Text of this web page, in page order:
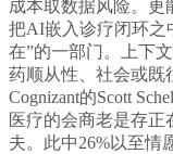
成本取数据风险。更
把AI嵌入诊疗闭环之
在”的一部门。上下
药顺从性、社会或既
Cognizant的Scott
医疗的会商老是存
夫。此中26%以至情